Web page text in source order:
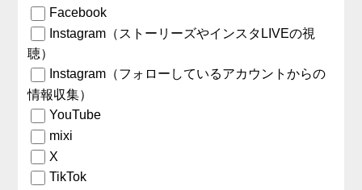
Facebook
Instagram（ストーリーズやインスタLIVEの視
聴）
Instagram（フォローしているアカウントからの
情報収集）
YouTube
mixi
X
TikTok